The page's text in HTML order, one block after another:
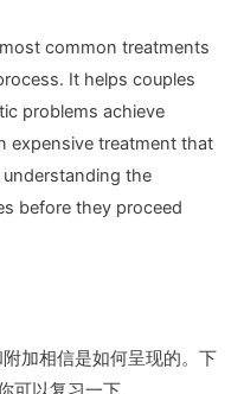
common treatments
It helps couples
problems achieve
expensive treatment that
the
before they proceed
加相信是如何呈现的。下